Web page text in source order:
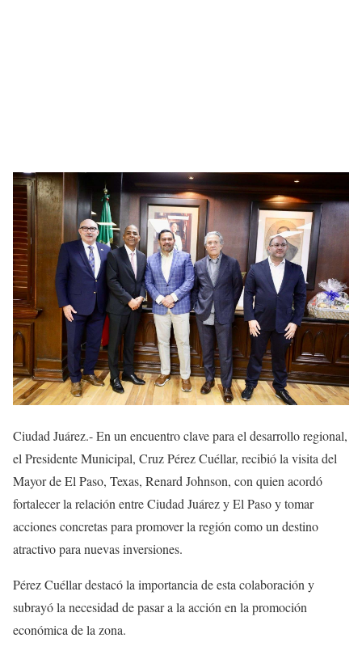
Ciudad Juárez.- En un encuentro clave para el desarrollo regional,
el Presidente Municipal, Cruz Pérez Cuéllar, recibió la visita del
Mayor de El Paso, Texas, Renard Johnson, con quien acordó
fortalecer la relación entre Ciudad Juárez y El Paso y tomar
acciones concretas para promover la región como un destino
atractivo para nuevas inversiones.
Pérez Cuéllar destacó la importancia de esta colaboración y
subrayó la necesidad de pasar a la acción en la promoción
económica de la zona.